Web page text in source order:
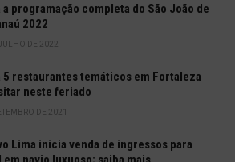
a programação completa do São João de
2022
DE 2022
5 restaurantes temáticos em Fortaleza
neste feriado
DE 2021
Lima inicia venda de ingressos para